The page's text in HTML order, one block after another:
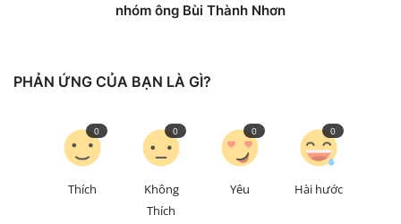
nhóm ông Bùi Thành Nhơn
PHẢN ỨNG CỦA BẠN LÀ GÌ?
Thích
0
Không
Thích
0
Yêu
0
Hài hước
0